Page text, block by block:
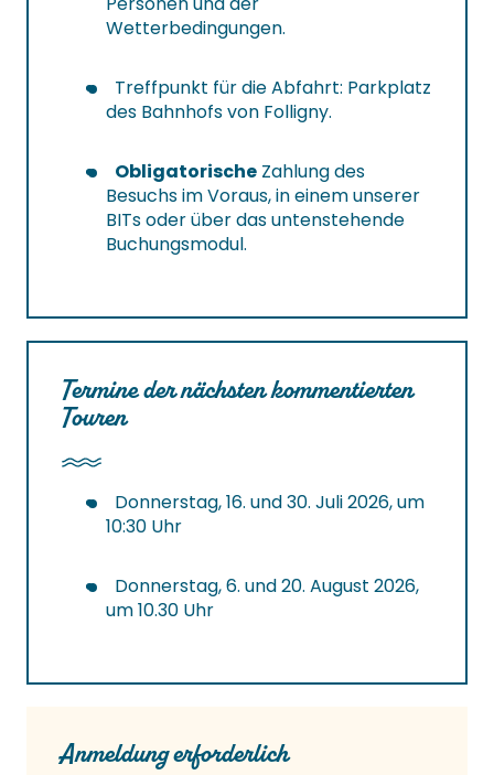
Wetterbedingungen.
Treffpunkt für die Abfahrt: Parkplatz
des Bahnhofs von Folligny.
Obligatorische Zahlung des
Besuchs im Voraus, in einem unserer
BITs oder über das untenstehende
Buchungsmodul.
Termine der nächsten kommentierten
Touren
Donnerstag, 16. und 30. Juli 2026, um
10:30 Uhr
Donnerstag, 6. und 20. August 2026,
um 10.30 Uhr
Anmeldung erforderlich